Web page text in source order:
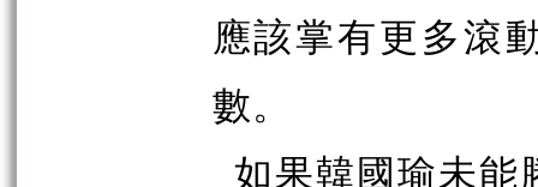
應該掌有更多滾
數。
如果韓國瑜未能